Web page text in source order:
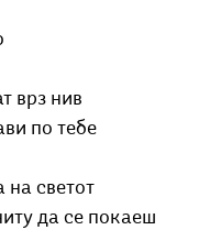
врз нив
по тебе
на светот
да се покаеш